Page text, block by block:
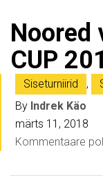
Noored
CUP
Siseturniirid ,
By Indrek Käo
märts 11, 2018
Kommentaare